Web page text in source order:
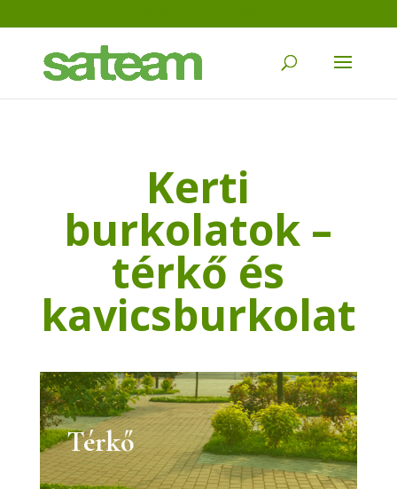
Kerti
burkolatok –
térkő és
kavicsburkolat
Térkő